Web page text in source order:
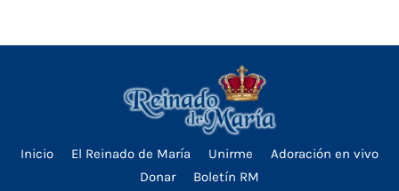
Inicio El Reinado de María Unirme
Adoración en vivo
Donar
Boletín RM